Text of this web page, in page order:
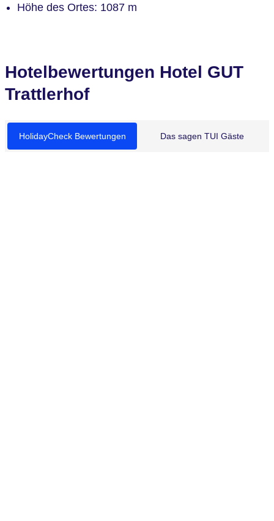
Höhe des Ortes: 1087 m
Hotelbewertungen Hotel GUT
Trattlerhof
HolidayCheck Bewertungen Das sagen TUI Gäste